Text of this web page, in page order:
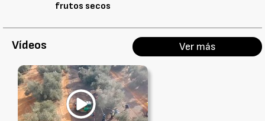
frutos secos
Vídeos Ver más